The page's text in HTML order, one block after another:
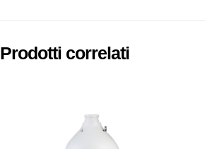
Prodotti correlati